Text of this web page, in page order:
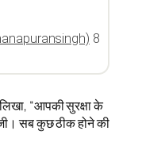
8
“आपकी सुरक्षा के
जी। सब कुछ ठीक होने की